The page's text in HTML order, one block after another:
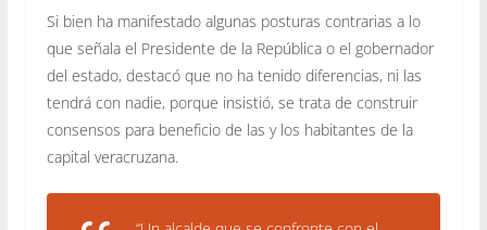
Si bien ha manifestado algunas posturas contrarias a lo
que señala el Presidente de la República o el gobernador
del estado, destacó que no ha tenido diferencias, ni las
tendrá con nadie, porque insistió, se trata de construir
consensos para beneficio de las y los habitantes de la
capital veracruzana.